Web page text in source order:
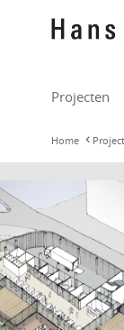
Projecten
Home